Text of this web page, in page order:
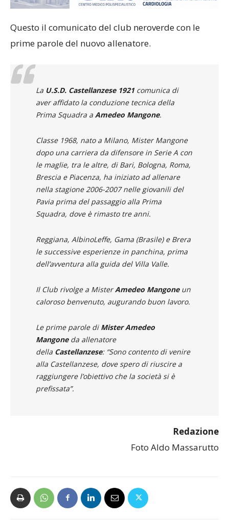
Questo il comunicato del club neroverde con le
prime parole del nuovo allenatore.
La U.S.D. Castellanzese 1921comunica di
aver affidato la conduzione tecnica della
Prima Squadra a Amedeo Mangone.
Classe 1968, nato a Milano, Mister Mangone
dopo una carriera da difensore in Serie A con
le maglie, tra le altre, di Bari, Bologna, Roma,
Brescia e Piacenza, ha iniziato ad allenare
nella stagione 2006-2007 nelle giovanili del
Pavia prima del passaggio alla Prima
Squadra, dove è rimasto tre anni.
Reggiana, AlbinoLeffe, Gama (Brasile) e Brera
le successive esperienze in panchina, prima
dell’avventura alla guida del Villa Valle.
Il Club rivolge a MisterAmedeo Mangoneun
caloroso benvenuto, augurando buon lavoro.
Le prime parole di Mister Amedeo
Mangoneda allenatore
della Castellanzese: “Sono contento di venire
alla Castellanzese, dove spero di riuscire a
raggiungere l’obiettivo che la società si è
prefissata”.
Redazione
Foto Aldo Massarutto